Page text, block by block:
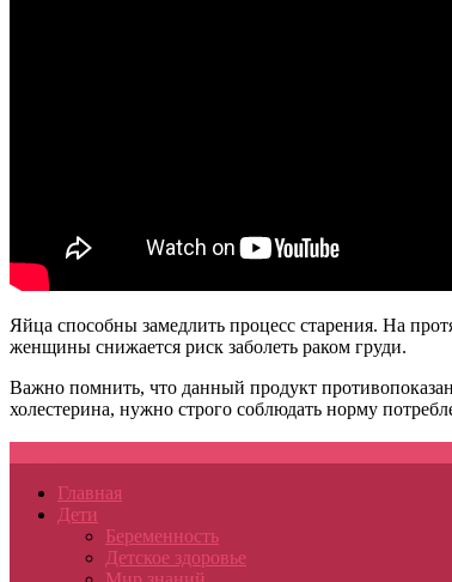
Яйца способны замедлить процесс старения. На
женщины снижается риск заболеть раком груди.
Важно помнить, что данный продукт
холестерина, нужно строго соблюдать норму
Главная
Дети
Беременность
Детское здоровье